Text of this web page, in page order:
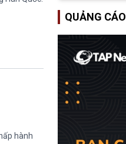
hành
QUẢNG CÁO